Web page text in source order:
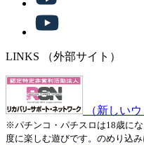
LINKS （外部サイト）
（新しい
※パチンコ・パチスロは18歳にな
度に楽しむ遊びです。のめり込み